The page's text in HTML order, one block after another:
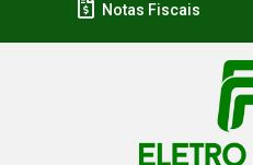
Notas Fiscais